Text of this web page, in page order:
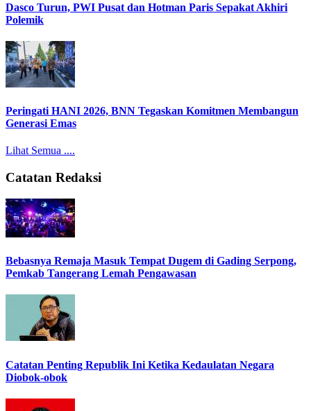
Dasco Turun, PWI Pusat dan Hotman Paris Sepakat Akhiri
Polemik
Peringati HANI 2026, BNN Tegaskan Komitmen Membangun
Generasi Emas
Lihat Semua ....
Catatan Redaksi
Bebasnya Remaja Masuk Tempat Dugem di Gading Serpong,
Pemkab Tangerang Lemah Pengawasan
Catatan Penting Republik Ini Ketika Kedaulatan Negara
Diobok-obok